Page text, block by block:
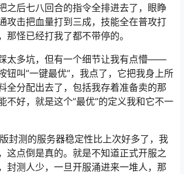
之后七八回合的指令全排进去了，眼睁
攻击把血量打到三成，技能全在普攻打
那怪已经打我了都不带停的。
太多坑，但有一个细节让我有点懵——
钮叫”一键最优”，我点了，它把我身上所
全分配出去了，包括我存着准备卖的那
不好，就是这个”最优”的定义我和它不一
封测的服务器稳定性比上次好多了，我
这点倒是真的。就是不知道正式开服之
封测人少，一旦开服涌进来一堆人，那